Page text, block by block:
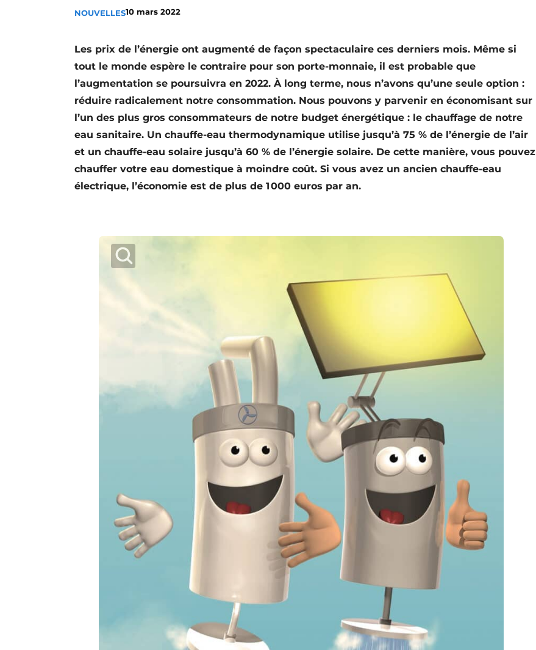
S’inscrire à l’événement
Termes et conditions
NOUVELLES10 mars 2022
Les prix de l’énergie ont augmenté de façon spectaculaire ces derniers mois. Même si
tout le monde espère le contraire pour son porte-monnaie, il est probable que
l’augmentation se poursuivra en 2022. À long terme, nous n’avons qu’une seule option :
réduire radicalement notre consommation. Nous pouvons y parvenir en économisant sur
l’un des plus gros consommateurs de notre budget énergétique : le chauffage de notre
eau sanitaire. Un chauffe-eau thermodynamique utilise jusqu’à 75 % de l’énergie de l’air
et un chauffe-eau solaire jusqu’à 60 % de l’énergie solaire. De cette manière, vous pouvez
chauffer votre eau domestique à moindre coût. Si vous avez un ancien chauffe-eau
électrique, l’économie est de plus de 1 000 euros par an.